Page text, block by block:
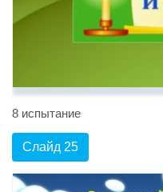
8 испытание
Слайд 25